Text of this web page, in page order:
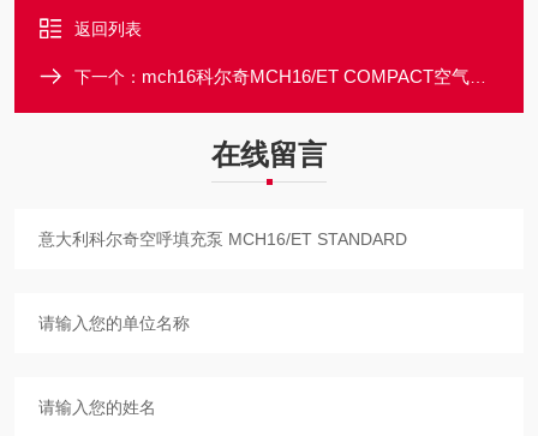
返回列表
下一个： mch16科尔奇MCH16/ET COMPACT空气填充泵
在线留言